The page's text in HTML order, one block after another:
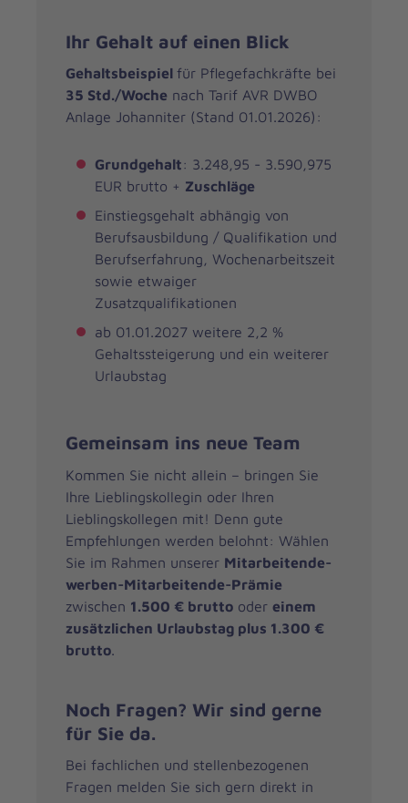
Ihr Gehalt auf einen Blick
Gehaltsbeispiel für Pflegefachkräfte bei
35 Std./Woche nach Tarif AVR DWBO
Anlage Johanniter (Stand 01.01.2026):
Grundgehalt: 3.248,95 - 3.590,975
EUR brutto + Zuschläge
Einstiegsgehalt abhängig von
Berufsausbildung / Qualifikation und
Berufserfahrung, Wochenarbeitszeit
sowie etwaiger
Zusatzqualifikationen
ab 01.01.2027 weitere 2,2 %
Gehaltssteigerung und ein weiterer
Urlaubstag
Gemeinsam ins neue Team
Kommen Sie nicht allein – bringen Sie
Ihre Lieblingskollegin oder Ihren
Lieblingskollegen mit! Denn gute
Empfehlungen werden belohnt: Wählen
Sie im Rahmen unserer Mitarbeitende-
werben-Mitarbeitende-Prämie
zwischen 1.500 € brutto oder einem
zusätzlichen Urlaubstag plus 1.300 €
brutto
Noch Fragen? Wir sind gerne
für Sie da.
Bei fachlichen und stellenbezogenen
Fragen melden Sie sich gern direkt in